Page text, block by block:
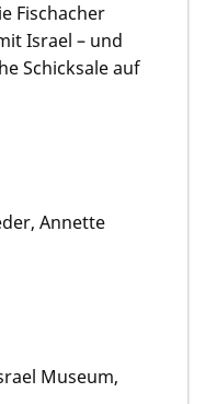
Fischacher
Israel – und
Schicksale auf
Annette
Museum,